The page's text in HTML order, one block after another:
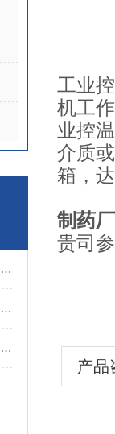
复叠式制冷机组主要应用于哪些领域？
看完这些你就知道循环冷冻机组的结构组成了
制冷机组产生高压故障的原因及解决方法
工业
机工
业控
介质
箱，
制药
贵司
产品